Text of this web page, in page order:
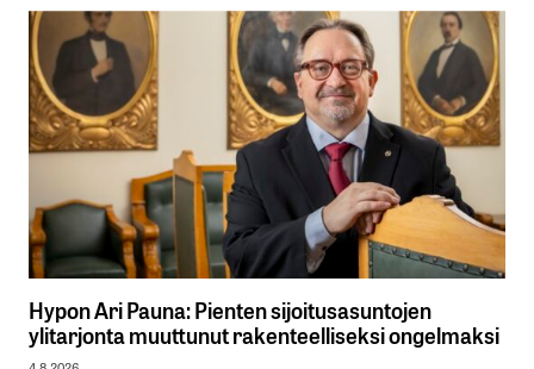
Hypon Ari Pauna: Pienten sijoitusasuntojen
ylitarjonta muuttunut rakenteelliseksi ongelmaksi